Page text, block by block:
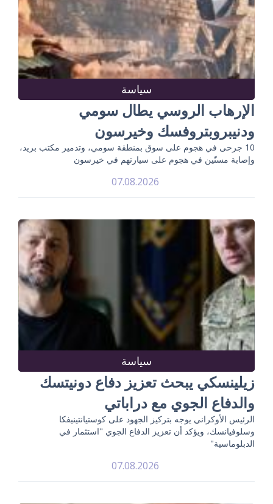
سياسة
الإرهاب الروسي يطال سومي
ودنيبروبتروفسك وخيرسون
10 جرحى في هجوم على سوق بمنطقة سومي، وتدمير مكتب بريد،
وإصابة مسنّين في هجوم على سيارتهم في خيرسون
07.08.2026
سياسة
زيلينسكي يبحث تعزيز دفاع دونيتسك
والدفاع الجوي مع دراباتي
الرئيس الأوكراني يوجه بتركيز الجهود على كوستيانتينيفكا
وسلوفيانسك، ويؤكد أن تعزيز الدفاع الجوي "استثمار في
الدبلوماسية"
07.08.2026